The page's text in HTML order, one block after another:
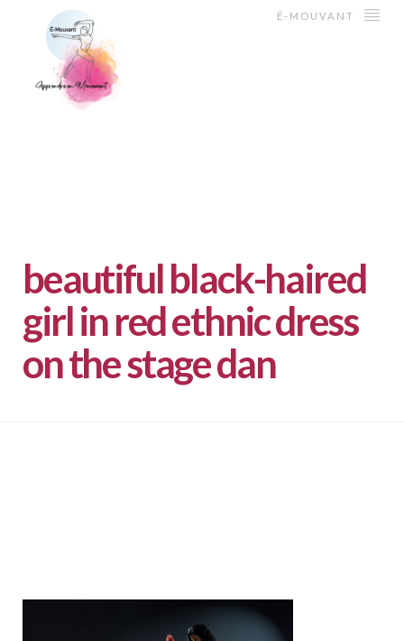
É-MOUVANT
beautiful black-haired
girl in red ethnic dress
on the stage dan